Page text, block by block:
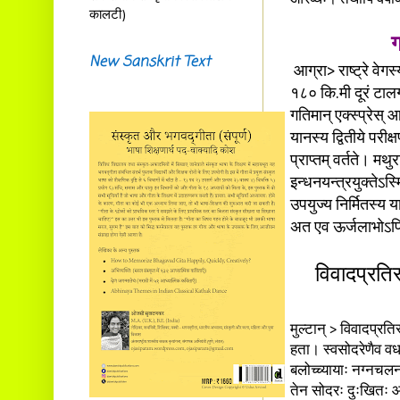
आग्रा> राष्ट्रे
१८० कि.मी दूरं
गतिमान् एक्स्प्रेस्
यानस्य द्वितीये
प्राप्तम् वर्तते।
उपयुज्य निर्मितस्य
अत एव
मुल्टान् >
हता। स्वसोदरेणैव
बलोच्च्यायाः
तेन सोदरः दुःखितः
कालटी)
New Sanskrit Text